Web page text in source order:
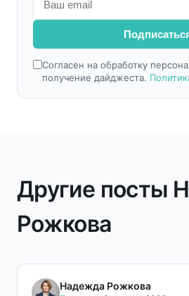
Согласен на обработку
получение дайджеста.
Другие посты
Рожкова
Надежда Рожкова